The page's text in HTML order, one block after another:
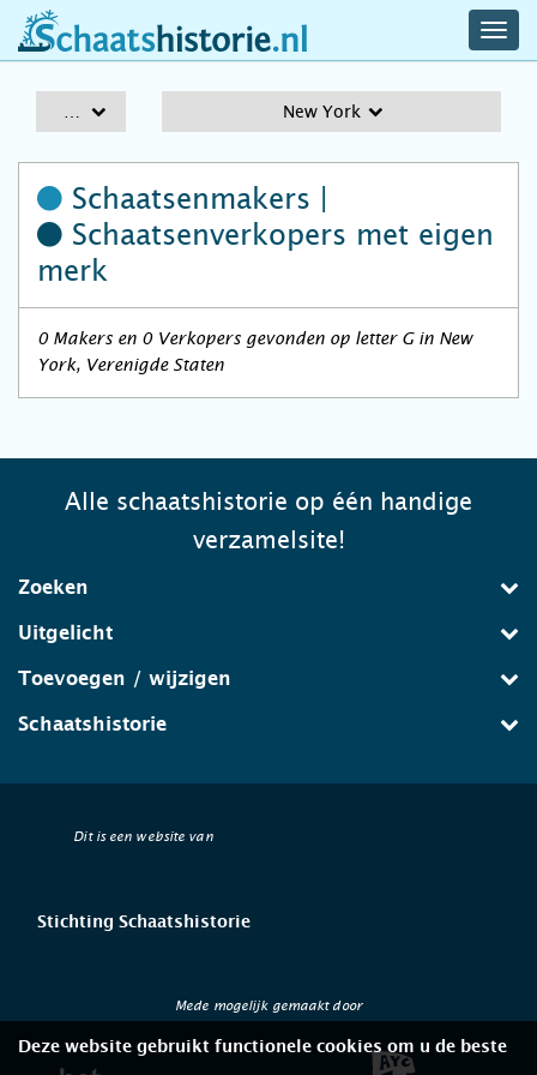
schaatshistorie.nl
New York
Schaatsenmakers |
Schaatsenverkopers met eigen
merk
0 Makers en 0 Verkopers gevonden op letter G in New
York, Verenigde Staten
Alle schaatshistorie op één handige
verzamelsite!
Zoeken
Uitgelicht
Toevoegen / wijzigen
Schaatshistorie
Dit is een website van
Stichting Schaatshistorie
Mede mogelijk gemaakt door
Deze website gebruikt functionele cookies om u de beste